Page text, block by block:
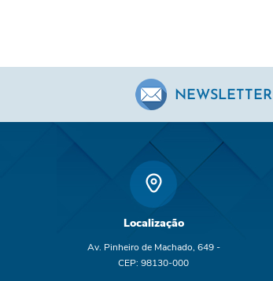
NEWSLETTER
Localização
Av. Pinheiro de Machado, 649 -
CEP: 98130-000